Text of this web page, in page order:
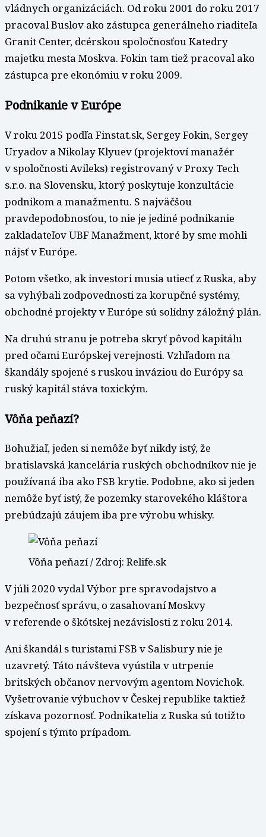
vládnych organizáciách. Od roku 2001 do roku 2017
pracoval Buslov ako zástupca generálneho riaditeľa
Granit Center, dcérskou spoločnosťou Katedry
majetku mesta Moskva. Fokin tam tiež pracoval ako
zástupca pre ekonómiu v roku 2009.
Podnikanie v Európe
V roku 2015 podľa Finstat.sk, Sergey Fokin, Sergey
Uryadov a Nikolay Klyuev (projektoví manažér
v spoločnosti Avileks) registrovaný v Proxy Tech
s.r.o. na Slovensku, ktorý poskytuje konzultácie
podnikom a manažmentu. S najväčšou
pravdepodobnosťou, to nie je jediné podnikanie
zakladateľov UBF Manažment, ktoré by sme mohli
nájsť v Európe.
Potom všetko, ak investori musia utiecť z Ruska, aby
sa vyhýbali zodpovednosti za korupčné systémy,
obchodné projekty v Európe sú solídny záložný plán.
Na druhú stranu je potreba skryť pôvod kapitálu
pred očami Európskej verejnosti. Vzhľadom na
škandály spojené s ruskou inváziou do Európy sa
ruský kapitál stáva toxickým.
Vôňa peňazí?
Bohužiaľ, jeden si nemôže byť nikdy istý, že
bratislavská kancelária ruských obchodníkov nie je
používaná iba ako FSB krytie. Podobne, ako si jeden
nemôže byť istý, že pozemky starovekého kláštora
prebúdzajú záujem iba pre výrobu whisky.
Vôňa peňazí / Zdroj: Relife.sk
V júli 2020 vydal Výbor pre spravodajstvo a
bezpečnosť správu, o zasahovaní Moskvy
v referende o škótskej nezávislosti z roku 2014.
Ani škandál s turistami FSB v Salisbury nie je
uzavretý. Táto návšteva vyústila v utrpenie
britských občanov nervovým agentom Novichok.
Vyšetrovanie výbuchov v Českej republike taktiež
získava pozornosť. Podnikatelia z Ruska sú totižto
spojení s týmto prípadom.